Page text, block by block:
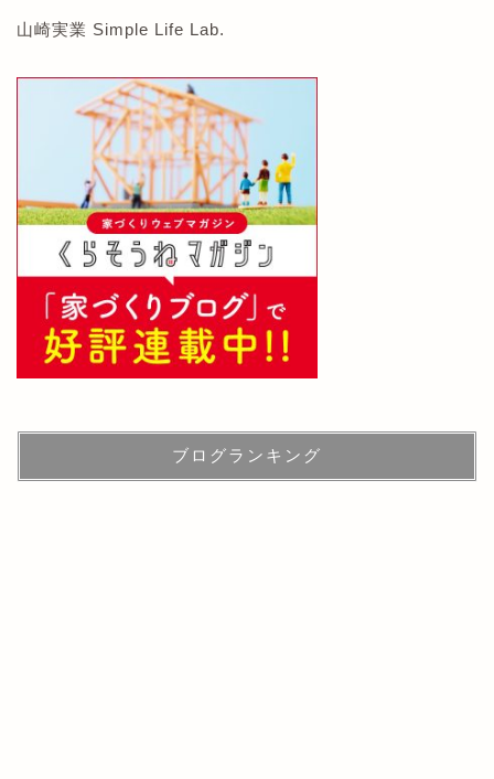
山崎実業 Simple Life Lab.
ブログランキング